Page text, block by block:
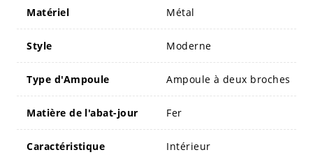
Matériel Métal
Style Moderne
Type d'Ampoule Ampoule à deux broches
Matière de l'abat-jour Fer
Caractéristique Intérieur